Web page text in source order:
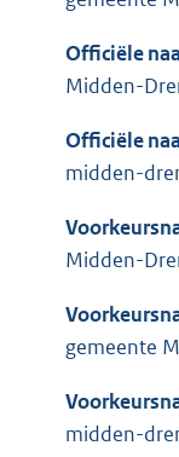
Officiële
Midden-
Officiële
midden-
Midden-
gemeente
midden-